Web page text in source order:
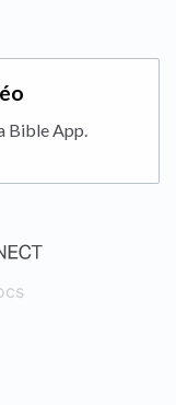
Bible App.
(opens in a